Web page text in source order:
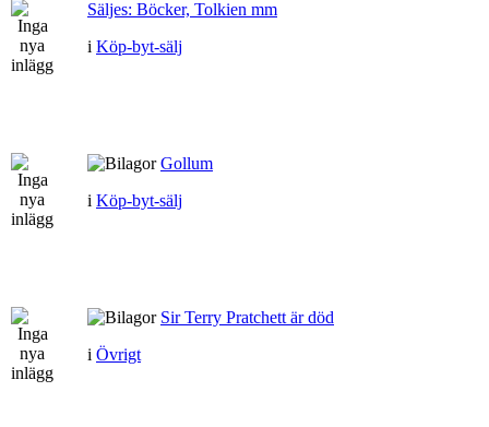
Säljes: Böcker, Tolkien mm
i Köp-byt-sälj
Gollum
i Köp-byt-sälj
Sir Terry Pratchett är död
i Övrigt